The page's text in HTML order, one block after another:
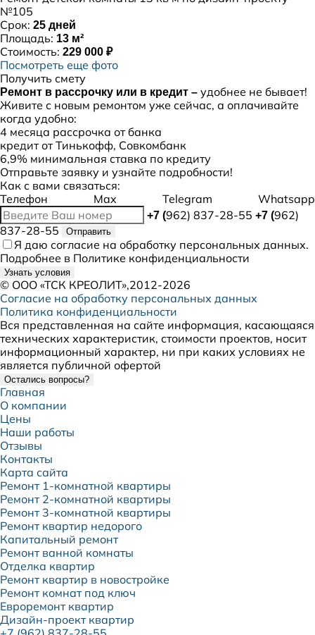
№105
Срок: 25 дней
Площадь: 13 м²
Стоимость: 229 000 ₽
Посмотреть еще фото
Получить смету
Ремонт в рассрочку или в кредит – удобнее не бывает!
Живите с новым ремонтом уже сейчас, а оплачивайте
когда удобно:
4 месяца рассрочка от банка
кредит от Тинькофф, Совкомбанк
6,9% минимальная ставка по кредиту
Отправьте заявку и узнайте подробности!
Как с вами связаться:
Телефон
Max Telegram Whatsapp
+7 (962) 837-28-55 +7 (962)
837-28-55
Отправить
Я даю согласие на обработку персональных данных.
Подробнее в Политике конфиденциальности
Узнать условия
© ООО «ТСК КРЕОЛИТ»,2012-2026
Согласие на обработку персональных данных
Политика конфиденциальности
Вся представленная на сайте информация, касающаяся
технических характеристик, стоимости проектов, носит
информационный характер, ни при каких условиях не
является публичной офертой
Остались вопросы?
Главная
О компании
Цены
Наши работы
Отзывы
Контакты
Карта сайта
Ремонт 1-комнатной квартиры
Ремонт 2-комнатной квартиры
Ремонт 3-комнатной квартиры
Ремонт квартир недорого
Капитальный ремонт
Ремонт ванной комнаты
Отделка квартир
Ремонт квартир в новостройке
Ремонт комнат под ключ
Евроремонт квартир
Дизайн-проект квартир